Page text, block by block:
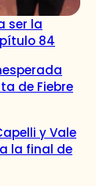
ser la
84
de Fiebre
y Vale
la final de